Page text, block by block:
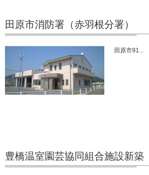
田原市消防署（赤羽根分署）
田原市91...
豊橋温室園芸協同組合施設新築